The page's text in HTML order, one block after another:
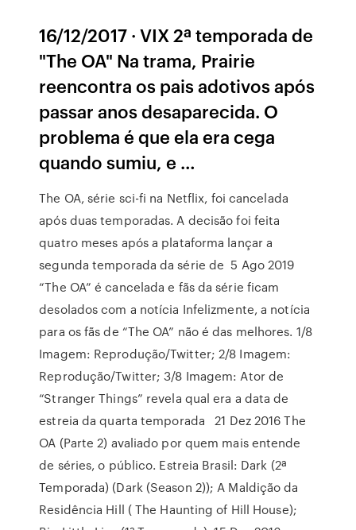
16/12/2017 · VIX 2ª temporada de
"The OA" Na trama, Prairie
reencontra os pais adotivos após
passar anos desaparecida. O
problema é que ela era cega
quando sumiu, e …
The OA, série sci-fi na Netflix, foi cancelada
após duas temporadas. A decisão foi feita
quatro meses após a plataforma lançar a
segunda temporada da série de 5 Ago 2019
“The OA” é cancelada e fãs da série ficam
desolados com a notícia Infelizmente, a notícia
para os fãs de “The OA” não é das melhores. 1/8
Imagem: Reprodução/Twitter; 2/8 Imagem:
Reprodução/Twitter; 3/8 Imagem: Ator de
“Stranger Things” revela qual era a data de
estreia da quarta temporada 21 Dez 2016 The
OA (Parte 2) avaliado por quem mais entende
de séries, o público. Estreia Brasil: Dark (2ª
Temporada) (Dark (Season 2)); A Maldição da
Residência Hill ( The Haunting of Hill House);